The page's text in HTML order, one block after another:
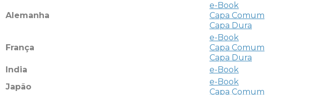
Alemanha
e-Book
Capa Comum
Capa Dura
França
e-Book
Capa Comum
Capa Dura
India
e-Book
Japão
e-Book
Capa Comum